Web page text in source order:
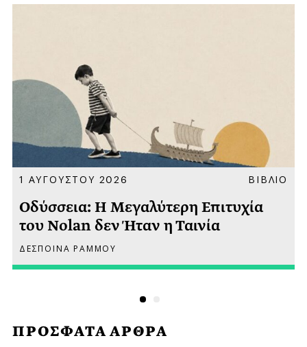
ΠΡΟΣΦΑΤΑ ΑΡΘΡΑ
1 ΑΥΓΟΥΣΤΟΥ 2026 ΒΙΒΛΙΟ
Οδύσσεια: Η Μεγαλύτερη Επιτυχία
του Nolan δεν Ήταν η Ταινία
ΔΕΣΠΟΙΝΑ ΡΑΜΜΟΥ